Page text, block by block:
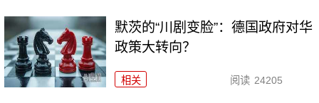
默茨的“川剧变脸”：德国政府对华
政策大转向？
相关 阅读 24205